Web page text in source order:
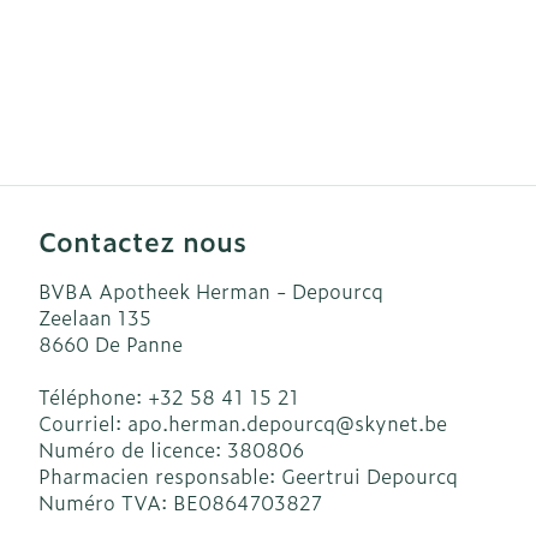
Contactez nous
BVBA Apotheek Herman - Depourcq
Zeelaan 135
8660 De Panne
Téléphone: +32 58 41 15 21
Courriel: apo.herman.depourcq@skynet.be
Numéro de licence: 380806
Pharmacien responsable: Geertrui Depourcq
Numéro TVA: BE0864703827